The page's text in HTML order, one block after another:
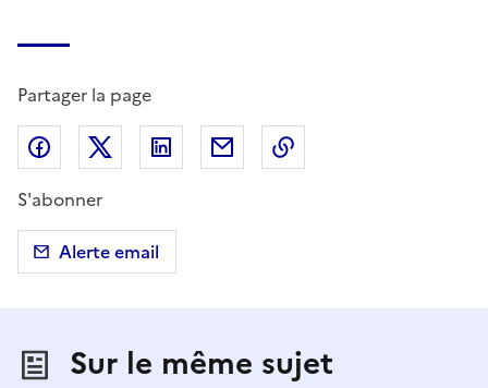
Partager la page
Partager sur Facebook
Partager sur X (anciennement Twitter)
Partager sur LinkedIn
Partager par email
S'abonner
Alerte email
Sur le même sujet